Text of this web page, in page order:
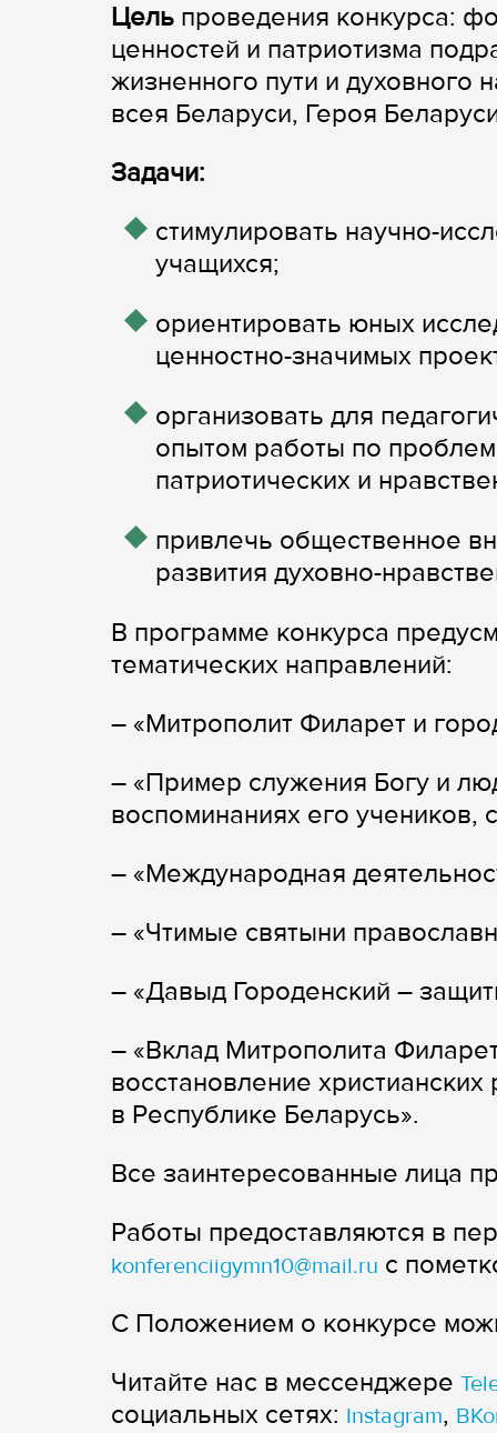
Цель проведения конкурса:
ценностей и патриотизма
жизненного пути и духовного
всея Беларуси, Героя
Задачи:
стимулировать научно-
учащихся;
ориентировать юных
ценностно-значимых
организовать для
опытом работы по
патриотических и
привлечь общественное
развития духовно-
В программе конкурса
тематических направлений:
– «Митрополит Филарет и
– «Пример служения Богу и
воспоминаниях его учеников,
– «Международная
– «Чтимые святыни
– «Давыд Городенский –
– «Вклад Митрополита
восстановление
в Республике Беларусь».
Все заинтересованные лица
Работы предоставляются в
konferenciigymn10@mail.ru с
С Положением о конкурсе
Читайте нас в мессенджере
cоциальных сетях: Instagram,